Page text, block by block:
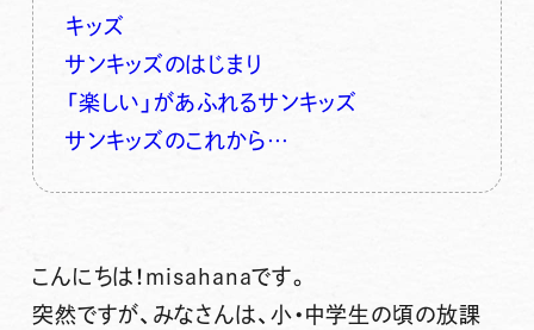
キッズ
サンキッズのはじまり
「楽しい」があふれるサンキッズ
サンキッズのこれから…
こんにちは！misahanaです。
突然ですが、みなさんは、小・中学生の頃の放課